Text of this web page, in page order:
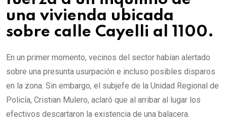
una vivienda ubicada
sobre calle Cayelli al 1100.
En un primer momento, vecinos del sector habían alertado
sobre una presunta usurpación e incluso posibles disparos
en la zona. Sin embargo, el subjefe de la Unidad Regional de
Policía, Cristian Mulero, aclaró que al arribar al lugar los
efectivos descartaron la existencia de una balacera.